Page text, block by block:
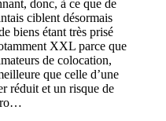
donc, à ce que de
ciblent désormais
biens étant très prisé
XXL parce que
de colocation,
que celle d’une
réduit et un risque de